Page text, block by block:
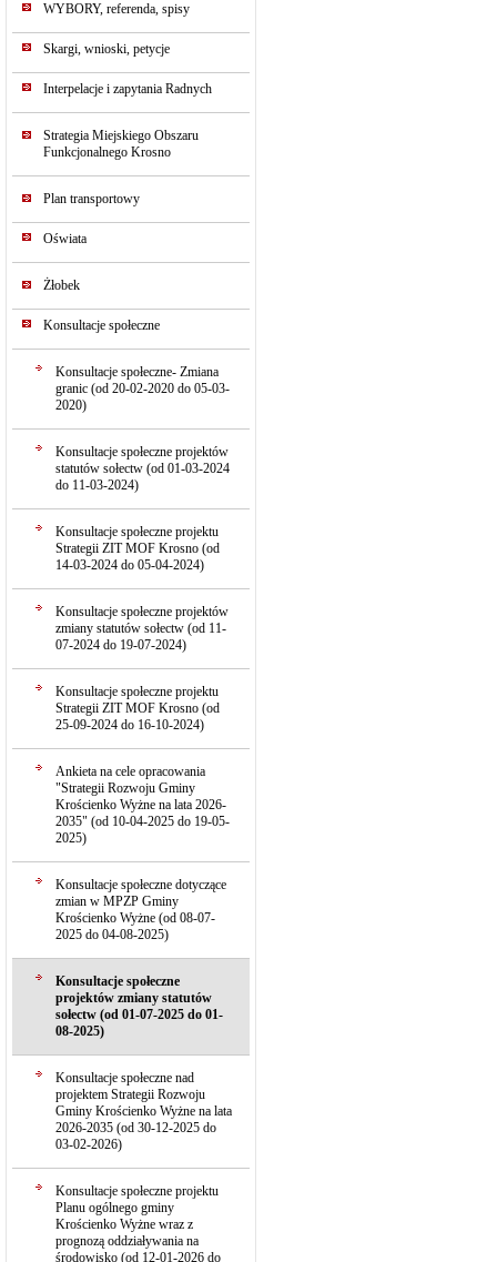
WYBORY, referenda, spisy
Skargi, wnioski, petycje
Interpelacje i zapytania Radnych
Strategia Miejskiego Obszaru
Funkcjonalnego Krosno
Plan transportowy
Oświata
Żłobek
Konsultacje społeczne
Konsultacje społeczne- Zmiana
granic (od 20-02-2020 do 05-03-
2020)
Konsultacje społeczne projektów
statutów sołectw (od 01-03-2024
do 11-03-2024)
Konsultacje społeczne projektu
Strategii ZIT MOF Krosno (od
14-03-2024 do 05-04-2024)
Konsultacje społeczne projektów
zmiany statutów sołectw (od 11-
07-2024 do 19-07-2024)
Konsultacje społeczne projektu
Strategii ZIT MOF Krosno (od
25-09-2024 do 16-10-2024)
Ankieta na cele opracowania
"Strategii Rozwoju Gminy
Krościenko Wyżne na lata 2026-
2035" (od 10-04-2025 do 19-05-
2025)
Konsultacje społeczne dotyczące
zmian w MPZP Gminy
Krościenko Wyżne (od 08-07-
2025 do 04-08-2025)
Konsultacje społeczne
projektów zmiany statutów
sołectw (od 01-07-2025 do 01-
08-2025)
Konsultacje społeczne nad
projektem Strategii Rozwoju
Gminy Krościenko Wyżne na lata
2026-2035 (od 30-12-2025 do
03-02-2026)
Konsultacje społeczne projektu
Planu ogólnego gminy
Krościenko Wyżne wraz z
prognozą oddziaływania na
środowisko (od 12-01-2026 do